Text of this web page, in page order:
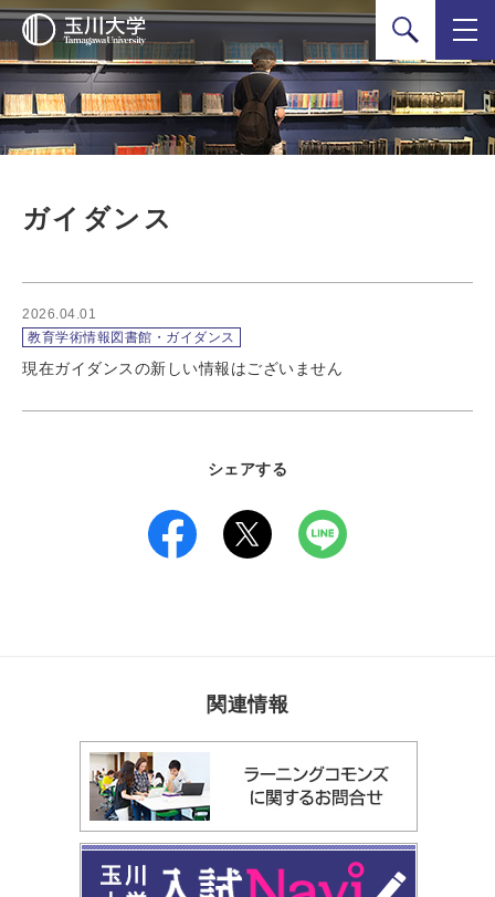
検索
ガイダンス
2026.04.01
教育学術情報図書館・ガイダンス
現在ガイダンスの新しい情報はございません
シェアする
関連情報